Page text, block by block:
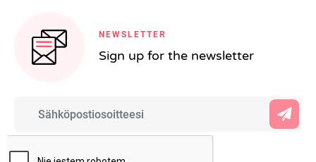
NEWSLETTER
Sign up for the newsletter